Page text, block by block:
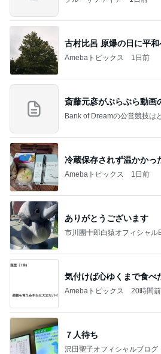
古村比呂 原爆の日に平
Amebaトピックス 1日前
斎藤元彦がぶらぶら動画
Bank of Dreamの公営競技は
冷蔵保存されず温かかっ
Amebaトピックス 1日前
ありがとうございます
市川團十郎白猿オフィシャル
気付けば心ゆくまで食べ
Amebaトピックス 20時間前
７人待ち
沢田聖子オフィシャルブログ